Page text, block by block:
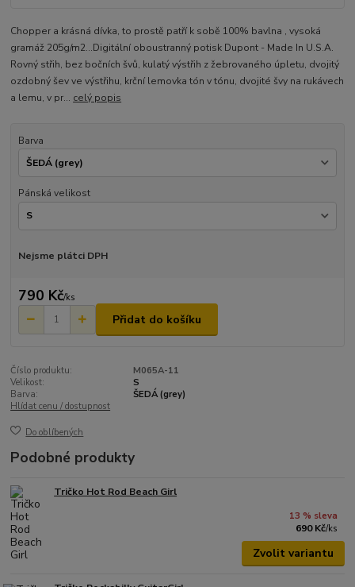
Chopper a krásná dívka, to prostě patří k sobě 100% bavlna , vysoká
gramáž 205g/m2...Digitální oboustranný potisk Dupont - Made In U.S.A.
Rovný střih, bez bočních švů, kulatý výstřih z žebrovaného úpletu, dvojitý
ozdobný šev ve výstřihu, krční lemovka tón v tónu, dvojité švy na rukávech
a lemu, v pr... celý popis
Barva
Pánská velikost
Nejsme plátci DPH
790 Kč/ks
Přidat do košíku
Číslo produktu:
M065A-11
Velikost:
S
Barva:
ŠEDÁ (grey)
Hlídat cenu / dostupnost
Do oblíbených
Podobné produkty
Tričko Hot Rod Beach Girl
13 % sleva
690 Kč/ks
Zvolit variantu